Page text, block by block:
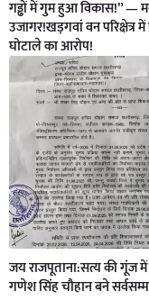
गड्ढों में गुम हुआ विकास!” —
उजागर!खड़गवां वन परिक्षेत्र
घोटाले का आरोप!
जय राजपूताना:सत्य की गूंज में
गणेश सिंह चौहान बने